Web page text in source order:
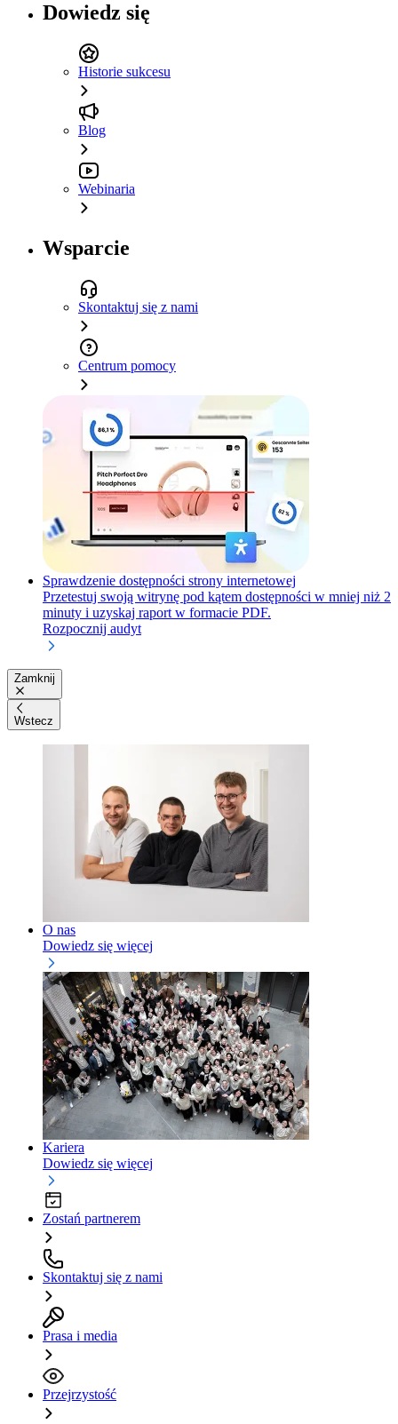
Dowiedz się
Historie sukcesu
Blog
Webinaria
Wsparcie
Skontaktuj się z nami
Centrum pomocy
Sprawdzenie dostępności strony internetowej
Przetestuj swoją witrynę pod kątem dostępności w mniej niż 2
minuty i uzyskaj raport w formacie PDF.
Rozpocznij audyt
Zamknij
Wstecz
O nas
Dowiedz się więcej
Kariera
Dowiedz się więcej
Zostań partnerem
Skontaktuj się z nami
Prasa i media
Przejrzystość